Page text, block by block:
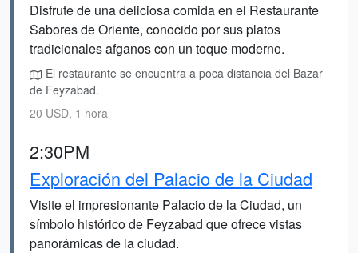
Disfrute de una deliciosa comida en el Restaurante
Sabores de Oriente, conocido por sus platos
tradicionales afganos con un toque moderno.
El restaurante se encuentra a poca distancia del Bazar
de Feyzabad.
20 USD, 1 hora
2:30PM
Exploración del Palacio de la Ciudad
Visite el impresionante Palacio de la Ciudad, un
símbolo histórico de Feyzabad que ofrece vistas
panorámicas de la ciudad.